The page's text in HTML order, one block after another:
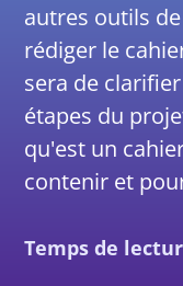
autres outils
rédiger le
sera de
étapes du
qu'est un
contenir et
Temps de